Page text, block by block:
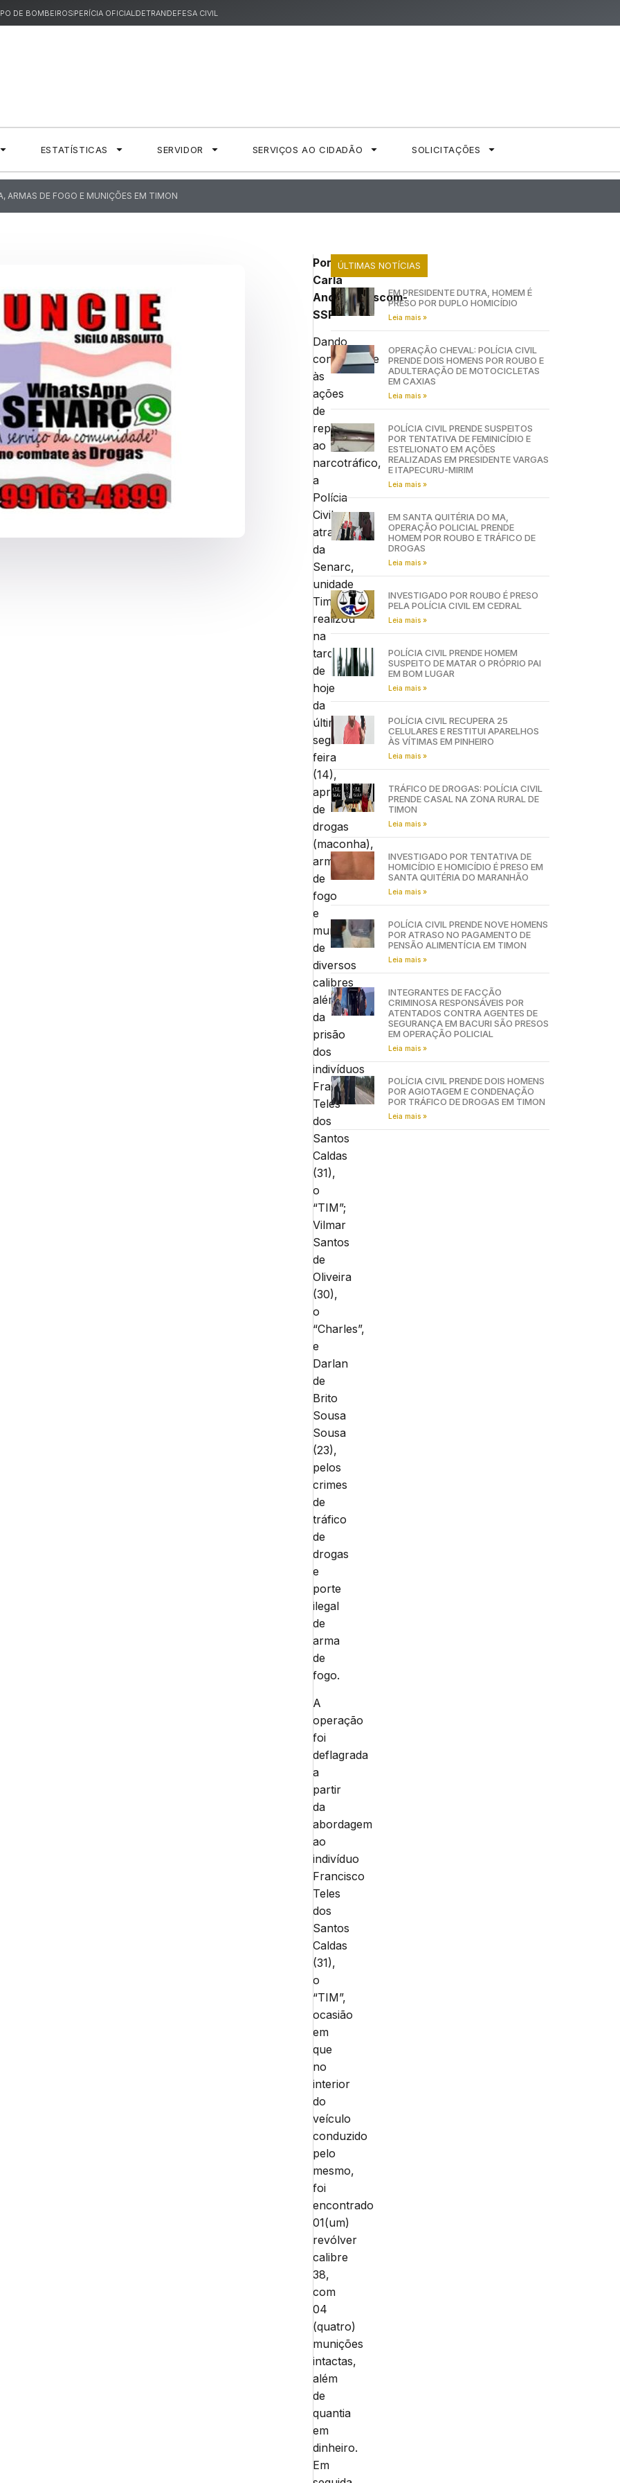
DE BOMBEIROSPERÍCIA OFICIALDETRANDEFESA CIVIL
ESTATÍSTICAS SERVIDOR SERVIÇOS AO CIDADÃO SOLICITAÇÕES
ARMAS DE FOGO E MUNIÇÕES EM TIMON
Por:
Carla
Andrade/Ascom-
SSP
Dando
continuidade
às
ações
de
repressão
ao
narcotráfico,
a
Polícia
Civil,
através
da
Senarc,
unidade
Timon,
realizou
na
tarde
de
hoje
da
última
segunda-
feira
(14),
apreensão
de
drogas
(maconha),
armas
de
fogo
e
munições
de
diversos
calibres
além
da
prisão
dos
indivíduos
Francisco
Teles
dos
Santos
Caldas
(31),
o
“TIM”;
Vilmar
Santos
de
Oliveira
(30),
o
“Charles”,
e
Darlan
de
Brito
Sousa
Sousa
(23),
pelos
crimes
de
tráfico
de
drogas
e
porte
ilegal
de
arma
de
fogo.
A
operação
foi
deflagrada
a
partir
da
abordagem
ao
indivíduo
Francisco
Teles
dos
Santos
Caldas
(31),
o
“TIM”,
ocasião
em
que
no
interior
do
veículo
conduzido
pelo
mesmo,
foi
encontrado
01(um)
revólver
calibre
38,
com
04
(quatro)
munições
intactas,
além
de
quantia
em
dinheiro.
Em
ÚLTIMAS NOTÍCIAS
EM PRESIDENTE DUTRA, HOMEM É
PRESO POR DUPLO HOMICÍDIO
Leia mais »
OPERAÇÃO CHEVAL: POLÍCIA CIVIL
PRENDE DOIS HOMENS POR ROUBO E
ADULTERAÇÃO DE MOTOCICLETAS
EM CAXIAS
Leia mais »
POLÍCIA CIVIL PRENDE SUSPEITOS
POR TENTATIVA DE FEMINICÍDIO E
ESTELIONATO EM AÇÕES
REALIZADAS EM PRESIDENTE VARGAS
E ITAPECURU-MIRIM
Leia mais »
EM SANTA QUITÉRIA DO MA,
OPERAÇÃO POLICIAL PRENDE
HOMEM POR ROUBO E TRÁFICO DE
DROGAS
Leia mais »
INVESTIGADO POR ROUBO É PRESO
PELA POLÍCIA CIVIL EM CEDRAL
Leia mais »
POLÍCIA CIVIL PRENDE HOMEM
SUSPEITO DE MATAR O PRÓPRIO PAI
EM BOM LUGAR
Leia mais »
POLÍCIA CIVIL RECUPERA 25
CELULARES E RESTITUI APARELHOS
ÀS VÍTIMAS EM PINHEIRO
Leia mais »
TRÁFICO DE DROGAS: POLÍCIA CIVIL
PRENDE CASAL NA ZONA RURAL DE
TIMON
Leia mais »
INVESTIGADO POR TENTATIVA DE
HOMICÍDIO E HOMICÍDIO É PRESO EM
SANTA QUITÉRIA DO MARANHÃO
Leia mais »
POLÍCIA CIVIL PRENDE NOVE HOMENS
POR ATRASO NO PAGAMENTO DE
PENSÃO ALIMENTÍCIA EM TIMON
Leia mais »
INTEGRANTES DE FACÇÃO
CRIMINOSA RESPONSÁVEIS POR
ATENTADOS CONTRA AGENTES DE
SEGURANÇA EM BACURI SÃO PRESOS
EM OPERAÇÃO POLICIAL
Leia mais »
POLÍCIA CIVIL PRENDE DOIS HOMENS
POR AGIOTAGEM E CONDENAÇÃO
POR TRÁFICO DE DROGAS EM TIMON
Leia mais »